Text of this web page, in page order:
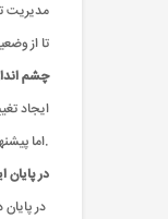
مدیریت
تا از
چشم
ایجاد
.اما
در پایان
در